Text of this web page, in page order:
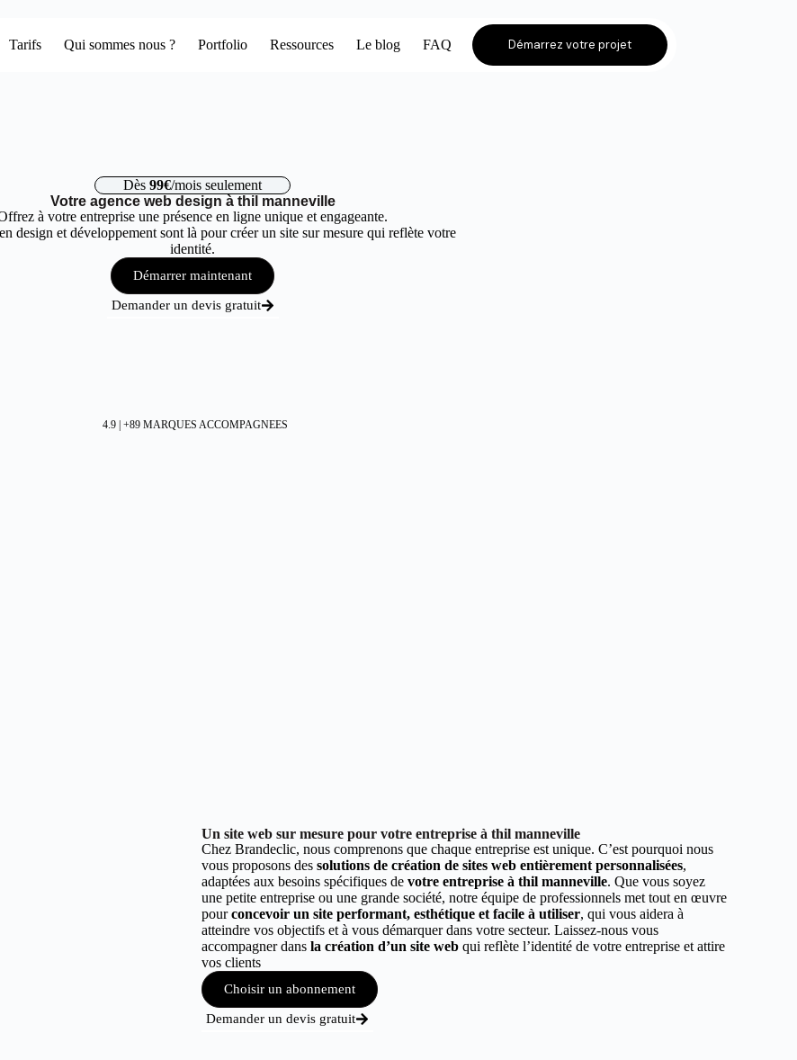
Tarifs Qui sommes nous ? Portfolio Ressources Le blog FAQ Démarrez votre projet
Dès 99€/mois seulement
Votre agence web design à thil manneville
à votre entreprise une présence en ligne unique et engageante.
design et développement sont là pour créer un site sur mesure qui reflète votre
identité.
Démarrer maintenant
Demander un devis gratuit
4.9 | +89 MARQUES ACCOMPAGNEES
Un site web sur mesure pour votre entreprise à thil manneville
Chez Brandeclic, nous comprenons que chaque entreprise est unique. C’est pourquoi nous
vous proposons des solutions de création de sites web entièrement personnalisées,
adaptées aux besoins spécifiques de votre entreprise à thil manneville. Que vous soyez
une petite entreprise ou une grande société, notre équipe de professionnels met tout en œuvre
pourconcevoir un site performant, esthétique et facile à utiliser, qui vous aidera à
atteindre vos objectifs et à vous démarquer dans votre secteur. Laissez-nous vous
accompagner dans la création d’un site web qui reflète l’identité de votre entreprise et attire
vos clients
Choisir un abonnement
Demander un devis gratuit